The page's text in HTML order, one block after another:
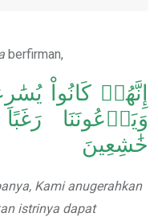
berfirman,
إِنَّهُمۡ كَانُواْ
وَيَدۡعُونَنَا
خَٰشِعِينَ
Kami anugerahkan
istrinya dapat